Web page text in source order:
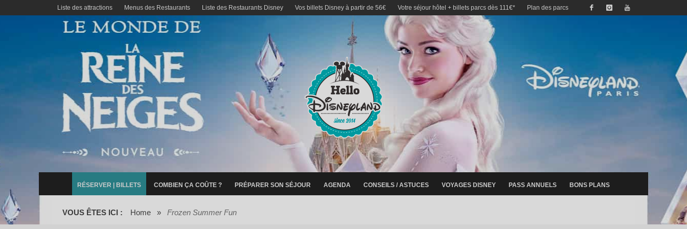
Liste des attractions Menus des Restaurants Liste des Restaurants Disney Vos billets Disney à partir de 56€ Votre séjour hôtel + billets parcs dès 111€* Plan des parcs
RÉSERVER | BILLETS COMBIEN ÇA COÛTE ? PRÉPARER SON SÉJOUR AGENDA CONSEILS / ASTUCES VOYAGES DISNEY PASS ANNUELS BONS PLANS
VOUS ÊTES ICI : Home » Frozen Summer Fun